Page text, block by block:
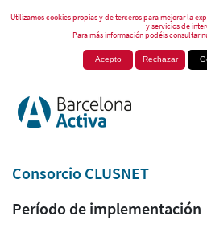
Utilizamos cookies propias y de terceros para mejorar la
y servicios de
Para más información podéis consultar
Acepto Rechazar
Consorcio CLUSNET
Período de implementación